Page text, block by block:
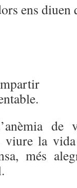
ens
de
la
més